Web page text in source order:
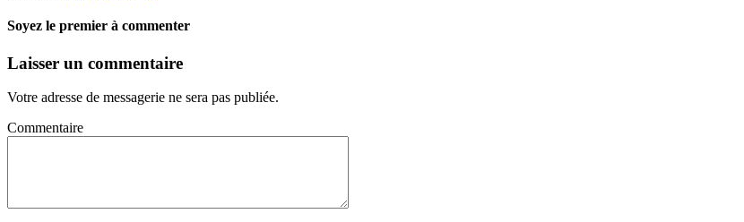
Soyez le premier à commenter
Laisser un commentaire
Votre adresse de messagerie ne sera pas publiée.
Commentaire